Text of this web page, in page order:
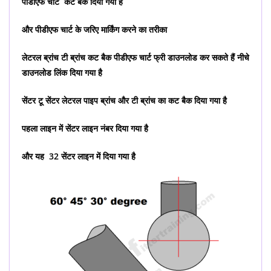
और पीडीएफ चार्ट के जरिए मार्किंग करने का तरीका
लेटरल ब्रांच टी ब्रांच कट बैक पीडीएफ चार्ट फ्री डाउनलोड कर सकते हैं नीचे
डाउनलोड लिंक दिया गया है
सेंटर टू सेंटर लेटरल पाइप ब्रांच और टी ब्रांच का कट बैक दिया गया है
पहला लाइन में सेंटर लाइन नंबर दिया गया है
और यह 32 सेंटर लाइन में दिया गया है